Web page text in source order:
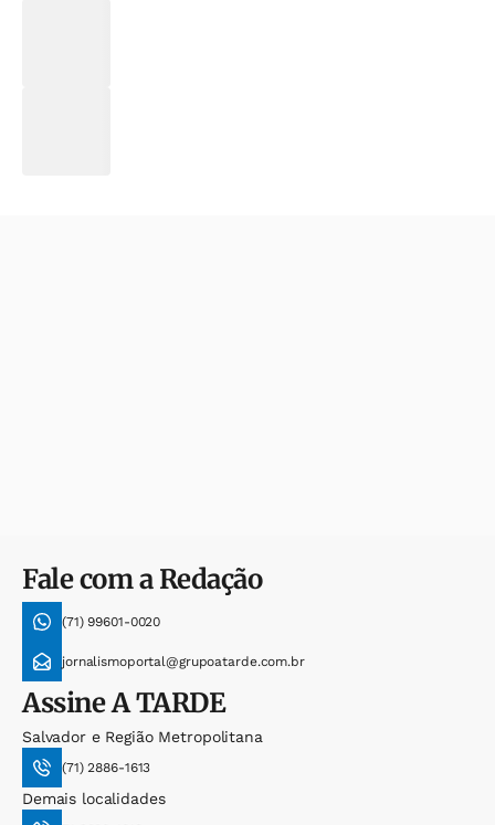
Fale com a Redação
(71) 99601-0020
jornalismoportal@grupoatarde.com.br
AssineA TARDE
Salvador e Região Metropolitana
(71) 2886-1613
Demais localidades